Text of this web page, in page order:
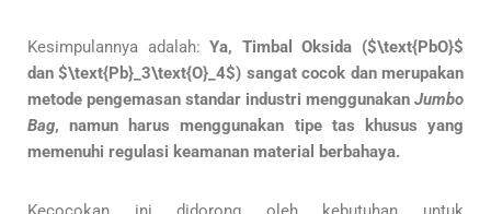
Kesimpulannya adalah:Ya, Timbal Oksida ($\text{PbO}$
dan $\text{Pb}_3\text{O}_4$) sangat cocok dan merupakan
metode pengemasan standar industri menggunakan Jumbo
Bag, namun harus menggunakan tipe tas khusus yang
memenuhi regulasi keamanan material berbahaya.